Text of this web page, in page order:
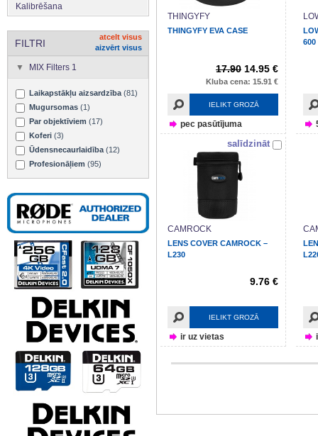
Kalibrēšana
FILTRI
atcelt visus
aizvērt visus
MIX Filters 1
Laikapstākļu aizsardzība (81)
Mugursomas (1)
Par objektīviem (17)
Koferi (3)
Ūdensnecaurlaidība (12)
Profesionāļiem (95)
THINGYFY
THINGYFY EVA CASE
17.90 14.95 €
Kluba cena: 15.91 €
IELIKT GROZĀ
pec pasūtījuma
600
salīdzināt
CAMROCK
LENS COVER CAMROCK –
L230
9.76 €
IELIKT GROZĀ
ir uz vietas